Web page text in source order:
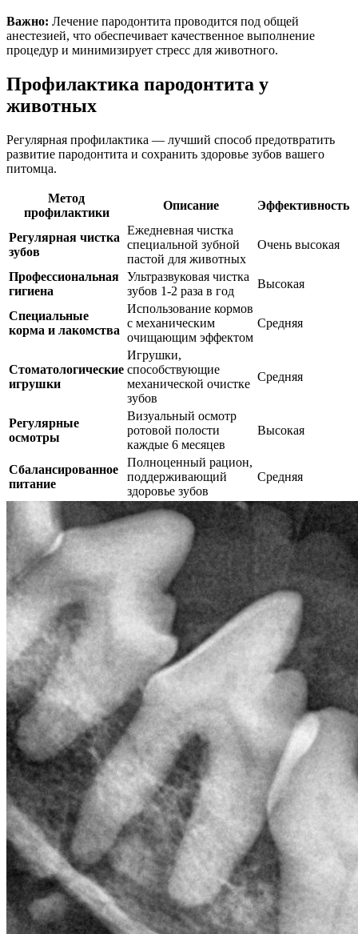
Важно: Лечение пародонтита проводится под общей
анестезией, что обеспечивает качественное выполнение
процедур и минимизирует стресс для животного.
Профилактика пародонтита у
животных
Регулярная профилактика — лучший способ предотвратить
развитие пародонтита и сохранить здоровье зубов вашего
питомца.
Метод
профилактики
Описание Эффективность
Регулярная чистка
зубов
Ежедневная чистка
специальной зубной
пастой для животных
Очень высокая
Профессиональная
гигиена
Ультразвуковая чистка
зубов 1-2 раза в год
Высокая
Специальные
корма и лакомства
Использование кормов
с механическим
очищающим эффектом
Средняя
Стоматологические
игрушки
Игрушки,
способствующие
механической очистке
зубов
Средняя
Регулярные
осмотры
Визуальный осмотр
ротовой полости
каждые 6 месяцев
Высокая
Сбалансированное
питание
Полноценный рацион,
поддерживающий
здоровье зубов
Средняя